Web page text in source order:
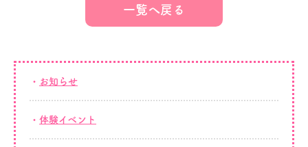
一覧へ戻る
お知らせ
体験イベント